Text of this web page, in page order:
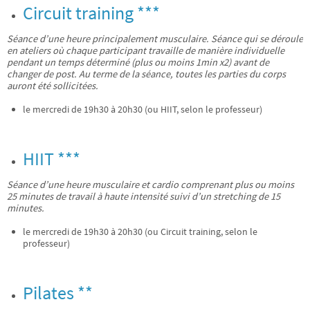
Circuit training ***
Séance d’une heure principalement musculaire. Séance qui se déroule
en ateliers où chaque participant travaille de manière individuelle
pendant un temps déterminé (plus ou moins 1min x2) avant de
changer de post. Au terme de la séance, toutes les parties du corps
auront été sollicitées.
le mercredi de 19h30 à 20h30 (ou HIIT, selon le professeur)
HIIT ***
Séance d’une heure musculaire et cardio comprenant plus ou moins
25 minutes de travail à haute intensité suivi d’un stretching de 15
minutes.
le mercredi de 19h30 à 20h30 (ou Circuit training, selon le
professeur)
Pilates **